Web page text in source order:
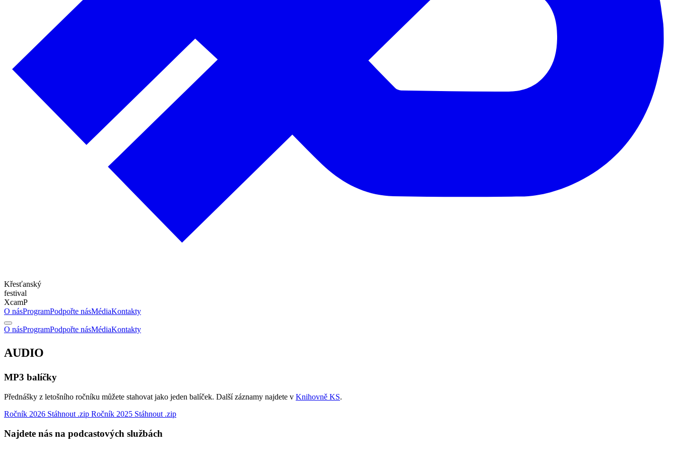
Křesťanský
festival
XcamP
O násProgramPodpořte násMédiaKontakty
O násProgramPodpořte násMédiaKontakty
AUDIO
MP3 balíčky
Přednášky z letošního ročníku můžete stahovat jako jeden balíček. Další záznamy najdete v Knihovně KS.
Ročník 2026 Stáhnout .zip Ročník 2025 Stáhnout .zip
Najdete nás na podcastových službách